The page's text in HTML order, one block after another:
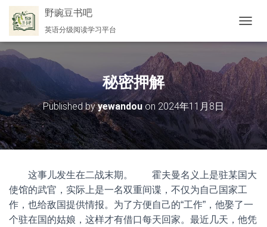
野豌豆书吧
英语分级阅读学习平台
换
航
秘密押解
Published byyewandou on 2024年11月8日
这事儿发生在二战末期。 霍夫曼名义上是驻某国大
使馆的武官，实际上是一名双重间谍，不仅为自己国家工
作，也给敌国提供情报。为了方便自己的“工作”，他娶了一
个驻在国的姑娘，这样才有借口每天回家。最近几天，他凭